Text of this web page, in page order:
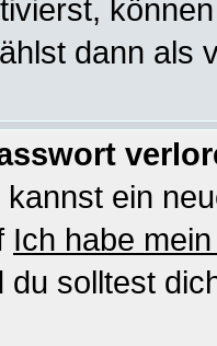
dann als
ein
Ich habe
du solltest